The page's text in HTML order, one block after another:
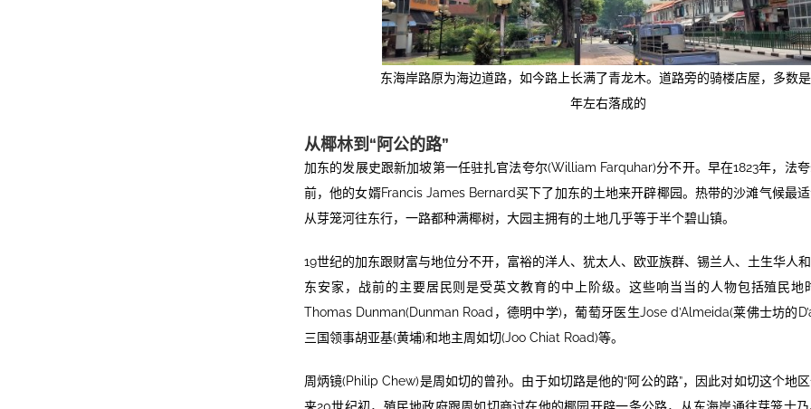
东海岸路原为海边道路，如今路上长满了青龙木。道路旁的骑楼店屋，多数
年左右落成的
从椰林到“阿公的路”
加东的发展史跟新加坡第一任驻扎官法夸尔(William Farquhar)分不开。早在1823年，法
前，他的女婿Francis James Bernard买下了加东的土地来开辟椰园。热带的沙滩气候最
从芽笼河往东行，一路都种满椰树，大园主拥有的土地几乎等于半个碧山镇。
19世纪的加东跟财富与地位分不开，富裕的洋人、犹太人、欧亚族群、锡兰人、土生华人
东安家，战前的主要居民则是受英文教育的中上阶级。这些响当当的人物包括殖民地
Thomas Dunman(Dunman Road，德明中学)，葡萄牙医生Jose d’Almeida(莱佛士坊的
三国领事胡亚基(黄埔)和地主周如切(Joo Chiat Road)等。
周炳镜(Philip Chew)是周如切的曾孙。由于如切路是他的“阿公的路”，因此对如切这个地